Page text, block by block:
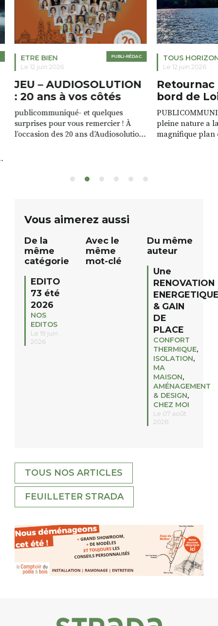
PUBLI-RÉDAC
ETRE BIEN
Le 12 juin 2026
JEU – AUDIOSOLUTION
: 20 ans à vos côtés
publicommuniqué- et quelques
surprises pour vous remercier ! À
l’occasion des 20 ans d’Audiosolution,
sont à gagner, sélectionnés auprès
12h à […]
TOUS
Le 12 juin 2026
Retournac
bord de
pleine nature a
magnifique plan
Vous aimerez aussi
De la
même
catégorie
EDITO
73 été
2026
NOS
EDITOS
Le 19 juin
2026
Avec le
même
mot-clé
Du même
auteur
Une
RENOVATION
& GAIN
DE
PLACE
CONFORT
THERMIQUE,
ISOLATION,
MA
MAISON,
AMÉNAGEMENT
& DESIGN,
CHEZ MOI
Le 07 août
2026
TOUS NOS ARTICLES
FEUILLETER STRADA